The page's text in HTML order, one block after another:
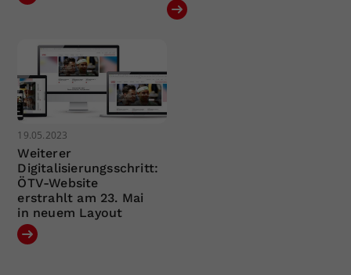
19.05.2023
Weiterer
Digitalisierungsschritt:
ÖTV-Website
erstrahlt am 23. Mai
in neuem Layout